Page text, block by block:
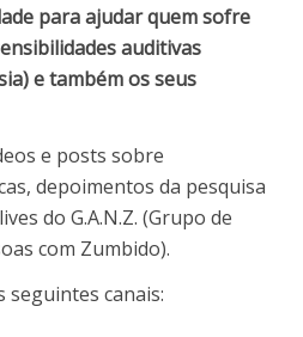
para ajudar quem sofre
auditivas
e também os seus
e posts sobre
depoimentos da pesquisa
do G.A.N.Z. (Grupo de
com Zumbido).
seguintes canais: